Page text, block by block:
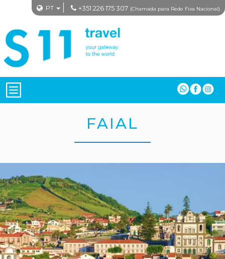
PT +351 226 175 307 (Chamada para Rede Fixa Nacional)
FAIAL